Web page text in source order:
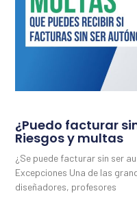
¿Puedo facturar
Riesgos y multas
¿Se puede facturar sin ser
Excepciones Una de las
diseñadores, profesores